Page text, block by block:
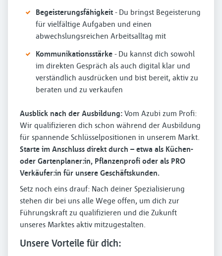
Begeisterungsfähigkeit - Du bringst Begeisterung
für vielfältige Aufgaben und einen
abwechslungsreichen Arbeitsalltag mit
Kommunikationsstärke - Du kannst dich sowohl
im direkten Gespräch als auch digital klar und
verständlich ausdrücken und bist bereit, aktiv zu
beraten und zu verkaufen
Ausblick nach der Ausbildung: Vom Azubi zum Profi:
Wir qualifizieren dich schon während der Ausbildung
für spannende Schlüsselpositionen in unserem Markt.
Starte im Anschluss direkt durch – etwa als Küchen-
oder Gartenplaner:in, Pflanzenprofi oder als PRO
Verkäufer:in für unsere Geschäftskunden.
Setz noch eins drauf: Nach deiner Spezialisierung
stehen dir bei uns alle Wege offen, um dich zur
Führungskraft zu qualifizieren und die Zukunft
unseres Marktes aktiv mitzugestalten.
Unsere Vorteile für dich: